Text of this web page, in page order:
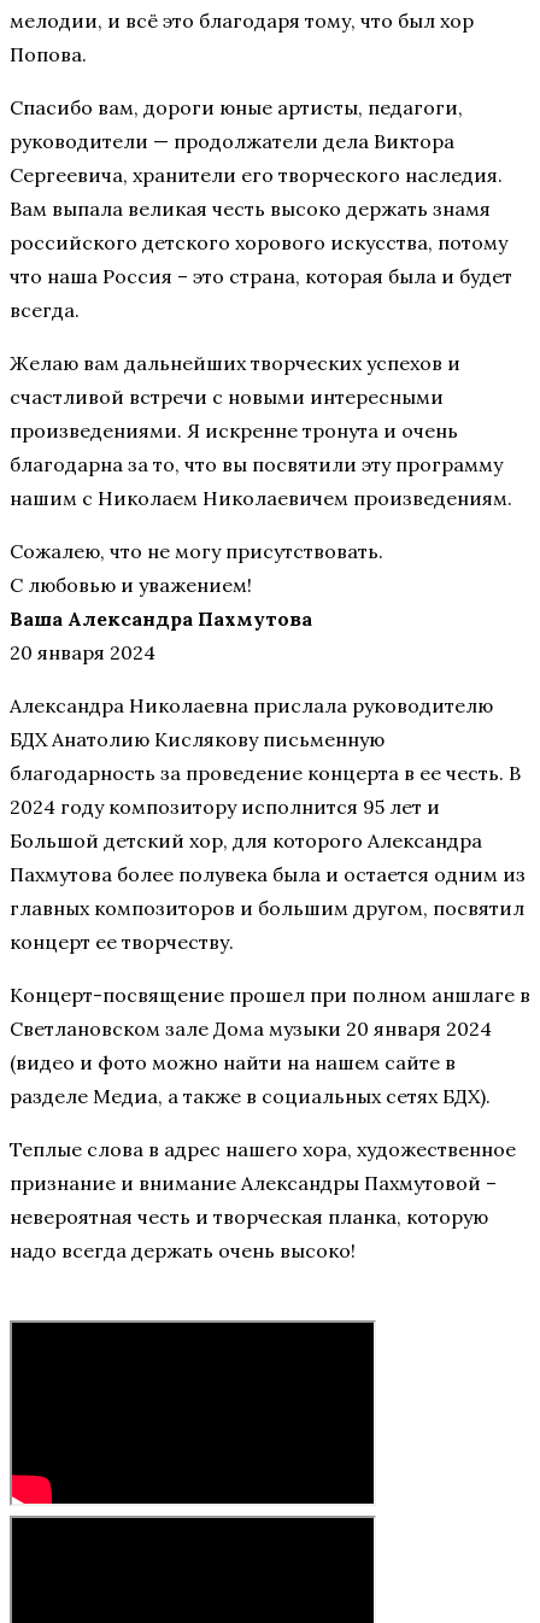
мелодии, и всё это благодаря тому, что был хор
Попова.
Спасибо вам, дороги юные артисты, педагоги,
руководители — продолжатели дела Виктора
Сергеевича, хранители его творческого наследия.
Вам выпала великая честь высоко держать знамя
российского детского хорового искусства, потому
что наша Россия – это страна, которая была и будет
всегда.
Желаю вам дальнейших творческих успехов и
счастливой встречи с новыми интересными
произведениями. Я искренне тронута и очень
благодарна за то, что вы посвятили эту программу
нашим с Николаем Николаевичем произведениям.
Сожалею, что не могу присутствовать.
С любовью и уважением!
Ваша Александра Пахмутова
20 января 2024
Александра Николаевна прислала руководителю
БДХ Анатолию Кислякову письменную
благодарность за проведение концерта в ее честь. В
2024 году композитору исполнится 95 лет и
Большой детский хор, для которого Александра
Пахмутова более полувека была и остается одним из
главных композиторов и большим другом, посвятил
концерт ее творчеству.
Концерт-посвящение прошел при полном аншлаге в
Светлановском зале Дома музыки 20 января 2024
(видео и фото можно найти на нашем сайте в
разделе Медиа, а также в социальных сетях БДХ).
Теплые слова в адрес нашего хора, художественное
признание и внимание Александры Пахмутовой –
невероятная честь и творческая планка, которую
надо всегда держать очень высоко!